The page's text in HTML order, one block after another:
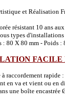
et Réalisation
résistant 10 ans
types
: 80 X 80 mm - Poids :
FACILE
raccordement rapide
en va et vient ou en
une boîte encastrée